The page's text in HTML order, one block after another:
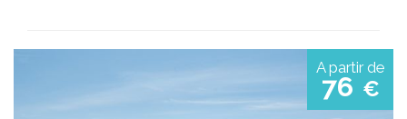
A partir de
76 €